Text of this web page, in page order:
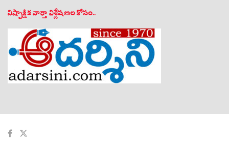
నిష్పాక్షిక వార్తా విశ్లేషణల కోసం..